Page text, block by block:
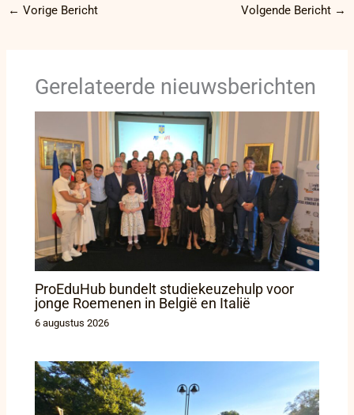
← Vorige Bericht Volgende Bericht →
Gerelateerde nieuwsberichten
ProEduHub bundelt studiekeuzehulp voor
jonge Roemenen in België en Italië
6 augustus 2026